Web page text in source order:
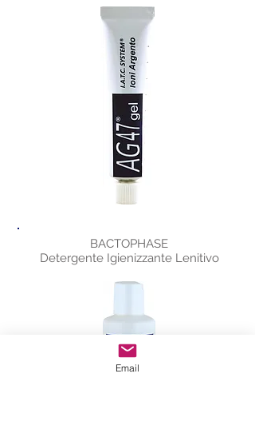
BACTOPHASE
Detergente Igienizzante Lenitivo
Email